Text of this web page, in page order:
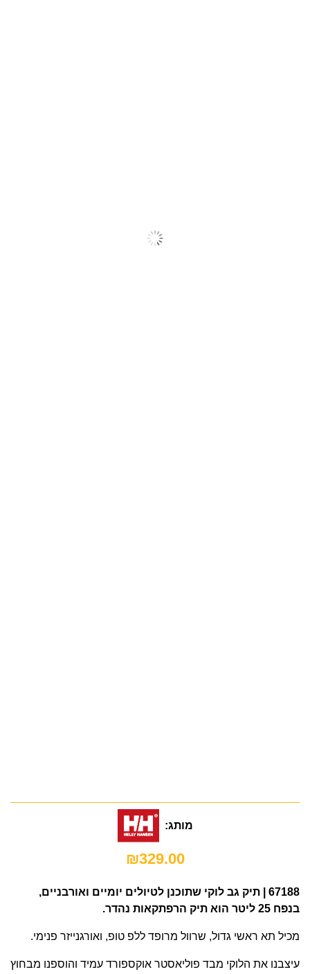
מותג:
₪329.00
67188 | תיק גב לוקי שתוכנן לטיולים יומיים ואורבניים,
בנפח 25 ליטר הוא תיק הרפתקאות נהדר.
מכיל תא ראשי גדול, שרוול מרופד ללפ טופ, ואורגנייזר פנימי.
עיצבנו את הלוקי מבד פוליאסטר אוקספורד עמיד והוספנו מבחוץ